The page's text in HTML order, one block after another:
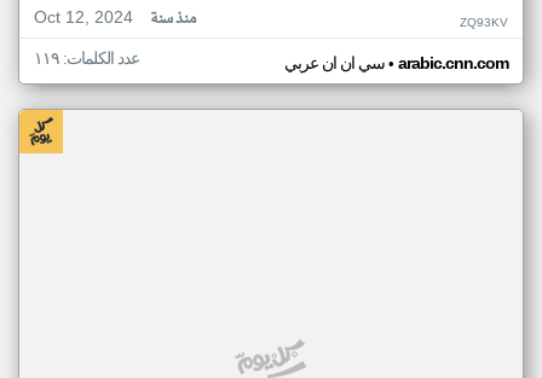
Oct 12, 2024
منذ سنة ZQ93KV
سي ان ان عربي• arabic.cnn.com عدد الكلمات: ١١٩